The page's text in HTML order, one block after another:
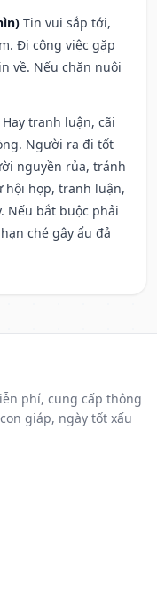
Tin vui sắp tới,
Đi công việc gặp
về. Nếu chăn nuôi
Hay tranh luận, cãi
Người ra đi tốt
nguyền rủa, tránh
hội họp, tranh luận,
Nếu bắt buộc phải
ché gây ẩu đả
phí, cung cấp thông
giáp, ngày tốt xấu